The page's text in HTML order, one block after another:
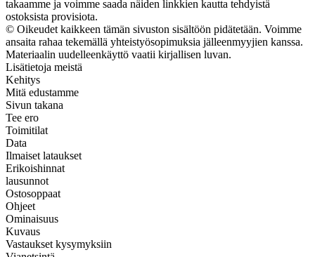
takaamme ja voimme saada näiden linkkien kautta tehdyistä
ostoksista provisiota.
© Oikeudet kaikkeen tämän sivuston sisältöön pidätetään. Voimme
ansaita rahaa tekemällä yhteistyösopimuksia jälleenmyyjien kanssa.
Materiaalin uudelleenkäyttö vaatii kirjallisen luvan.
Lisätietoja meistä
Kehitys
Mitä edustamme
Sivun takana
Tee ero
Toimitilat
Data
Ilmaiset lataukset
Erikoishinnat
lausunnot
Ostosoppaat
Ohjeet
Ominaisuus
Kuvaus
Vastaukset kysymyksiin